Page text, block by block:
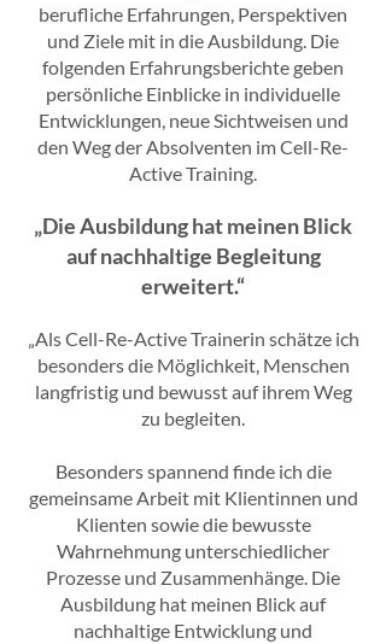
berufliche Erfahrungen, Perspektiven
und Ziele mit in die Ausbildung. Die
folgenden Erfahrungsberichte geben
persönliche Einblicke in individuelle
Entwicklungen, neue Sichtweisen und
den Weg der Absolventen im Cell-Re-
Active Training.
„Die Ausbildung hat meinen Blick
auf nachhaltige Begleitung
erweitert.“
„Als Cell-Re-Active Trainerin schätze ich
besonders die Möglichkeit, Menschen
langfristig und bewusst auf ihrem Weg
zu begleiten.
Besonders spannend finde ich die
gemeinsame Arbeit mit Klientinnen und
Klienten sowie die bewusste
Wahrnehmung unterschiedlicher
Prozesse und Zusammenhänge. Die
Ausbildung hat meinen Blick auf
nachhaltige Entwicklung und